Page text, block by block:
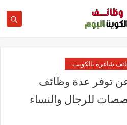
شاغرة بالكويت
عن توفر عدة وظائف
للرجال والنساء